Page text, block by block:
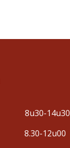
8u30-14u30
8.30-12u00